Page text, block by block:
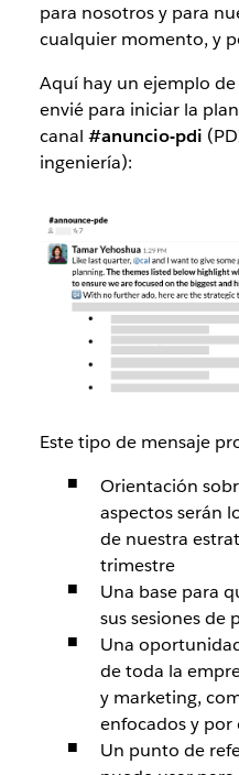
para nosotros y para
cualquier momento, y
Aquí hay un ejemplo
envié para iniciar la
canal #anuncio-pdi
ingeniería):
Este tipo de mensaje
Orientación
aspectos serán
de nuestra
trimestre
Una base para
sus sesiones de
Una
de toda la
y marketing,
enfocados y por
Un punto de